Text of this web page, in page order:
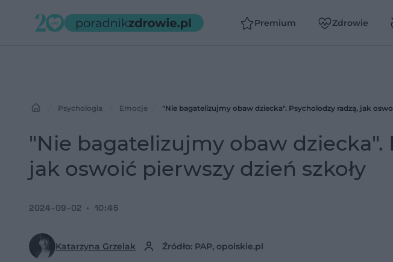
Premium Zdrowie
Psychologia Emocje "Nie bagatelizujmy obaw dziecka". Psycholodzy radzą, jak
"Nie bagatelizujmy obaw dziecka".
jak oswoić pierwszy dzień szkoły
Katarzyna Grzelak Źródło: PAP, opolskie.pl
2024-09-02 10:45